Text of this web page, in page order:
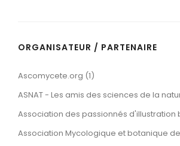
ORGANISATEUR / PARTENAIRE
Ascomycete.org (1)
ASNAT - Les amis des sciences de la
Association des passionnés d'illustration
Association Mycologique et botanique